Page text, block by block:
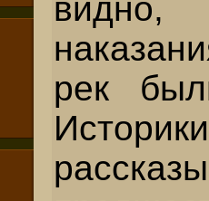
рек
Историки